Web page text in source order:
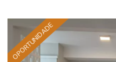
OPORTUNIDADE